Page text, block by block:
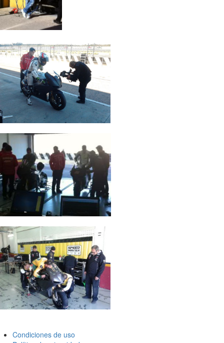
Condiciones de uso